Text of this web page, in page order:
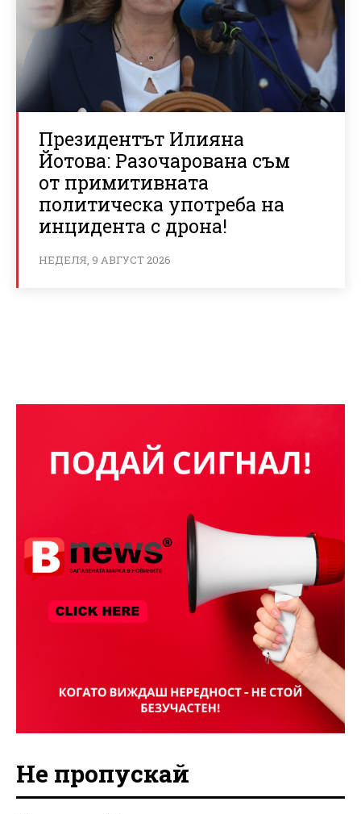
Президентът Илияна
Йотова: Разочарована съм
от примитивната
политическа употреба на
инцидента с дрона!
НЕДЕЛЯ, 9 АВГУСТ 2026
Не пропускай